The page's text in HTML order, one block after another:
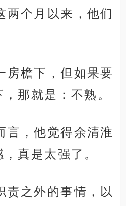
两个月以来，他们
房檐下，但如果要
那就是：不熟。
言，他觉得余清淮
真是太强了。
责之外的事情，以